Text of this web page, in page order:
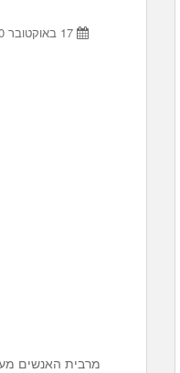
17 באוקטובר 2010
מרבית האנשים